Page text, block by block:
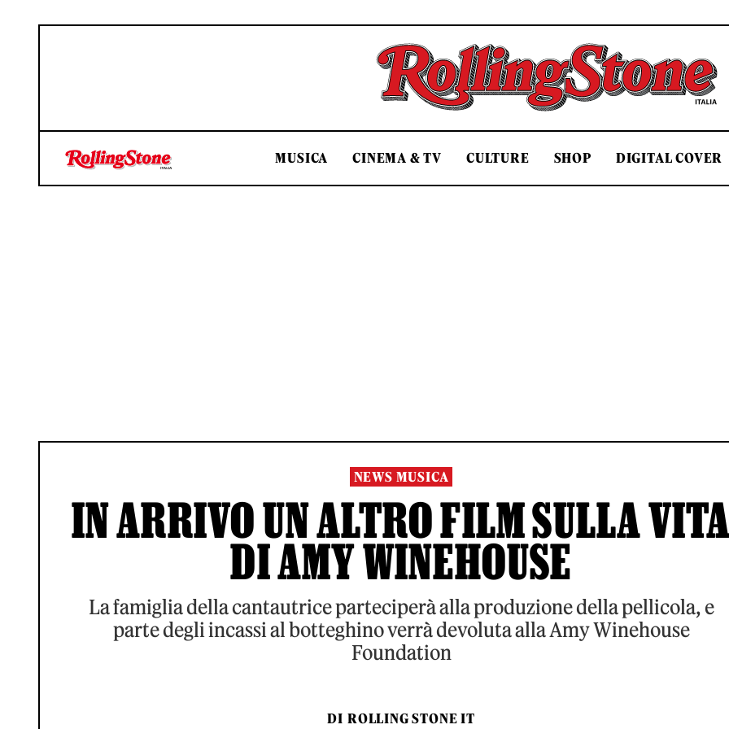
Rolling Stone Italia
MUSICA CINEMA & TV CULTURE SHOP DIGITAL COVER
NEWS MUSICA
IN ARRIVO UN ALTRO FILM SULLA
DI AMY WINEHOUSE
La famiglia della cantautrice parteciperà alla produzione della pellicola, e
parte degli incassi al botteghino verrà devoluta alla Amy Winehouse
Foundation
DI ROLLING STONE IT